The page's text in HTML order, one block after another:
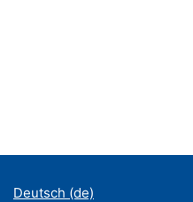
Deutsch ‎(de)‎